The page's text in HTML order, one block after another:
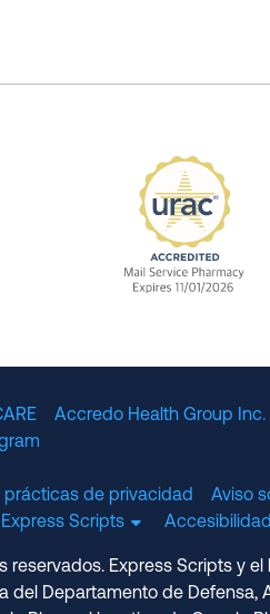
Accredo Health Group Inc.
prácticas de privacidad Aviso
Acerca de Express Scripts Accesibilidad
Express Scripts y
del Departamento de